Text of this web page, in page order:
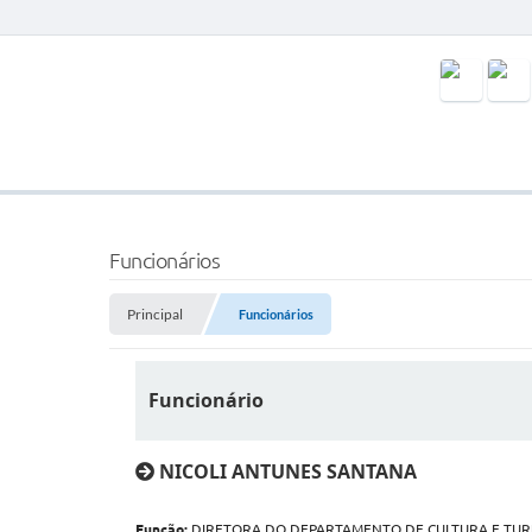
Funcionários
Principal Funcionários
Funcionário
NICOLI ANTUNES SANTANA
Função:DIRETORA DO DEPARTAMENTO DE CULTURA E